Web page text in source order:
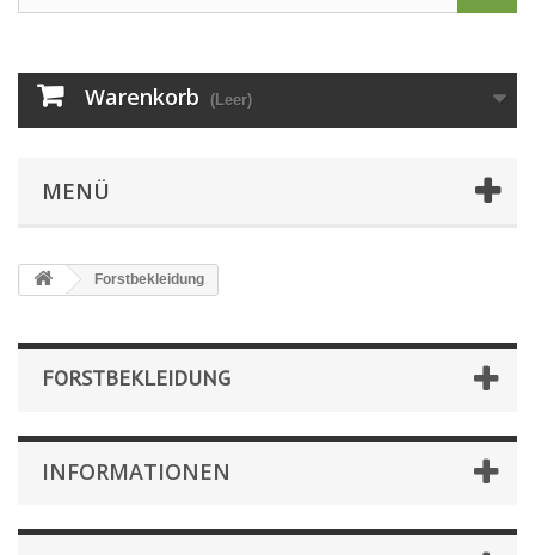
Warenkorb (Leer)
MENÜ
Forstbekleidung
FORSTBEKLEIDUNG
INFORMATIONEN